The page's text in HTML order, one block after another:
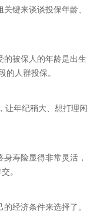
键来谈谈投保年龄、
的被保人的年龄是出生
的人群投保。
让年纪稍大、想打理闲
寿险显得非常灵活，
。
经济条件来选择了。